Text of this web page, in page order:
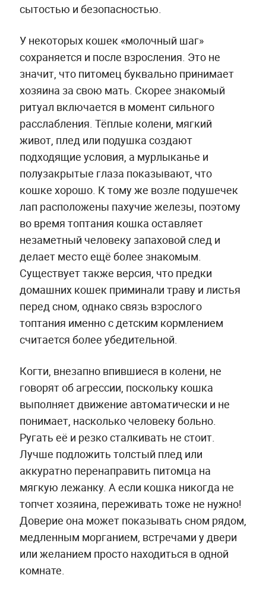
сытостью и безопасностью.
У некоторых кошек «молочный шаг»
сохраняется и после взросления. Это не
значит, что питомец буквально принимает
хозяина за свою мать. Скорее знакомый
ритуал включается в момент сильного
расслабления. Тёплые колени, мягкий
живот, плед или подушка создают
подходящие условия, а мурлыканье и
полузакрытые глаза показывают, что
кошке хорошо. К тому же возле подушечек
лап расположены пахучие железы, поэтому
во время топтания кошка оставляет
незаметный человеку запаховой след и
делает место ещё более знакомым.
Существует также версия, что предки
домашних кошек приминали траву и листья
перед сном, однако связь взрослого
топтания именно с детским кормлением
считается более убедительной.
Когти, внезапно впившиеся в колени, не
говорят об агрессии, поскольку кошка
выполняет движение автоматически и не
понимает, насколько человеку больно.
Ругать её и резко сталкивать не стоит.
Лучше подложить толстый плед или
аккуратно перенаправить питомца на
мягкую лежанку. А если кошка никогда не
топчет хозяина, переживать тоже не нужно!
Доверие она может показывать сном рядом,
медленным морганием, встречами у двери
или желанием просто находиться в одной
комнате.